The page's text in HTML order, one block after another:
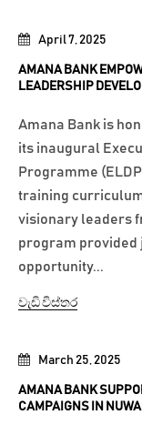
March 25, 2025
AMANA BANK
CAMPAIGNS IN
April 7, 2025
AMANA BANK
LEADERSHIP
Amana Bank is
its inaugural
Programme
training
visionary leaders
program provided
opportunity...
වැඩි විස්තර